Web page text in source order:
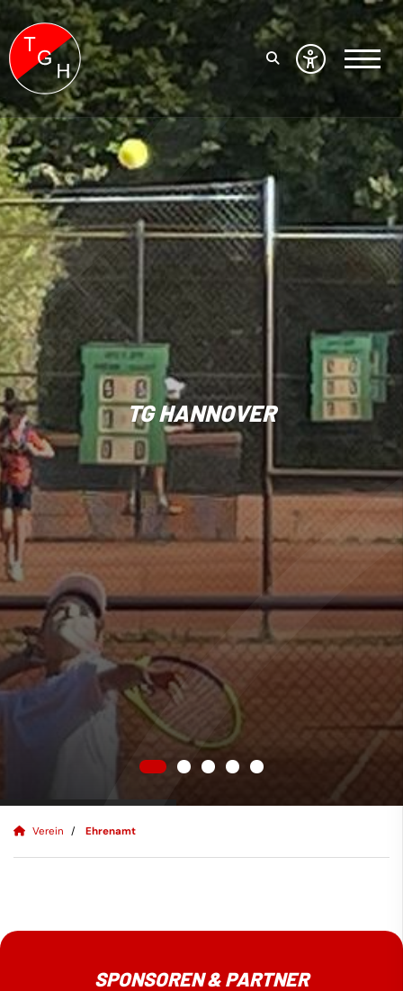
TG HANNOVER
Verein Ehrenamt
SPONSOREN & PARTNER